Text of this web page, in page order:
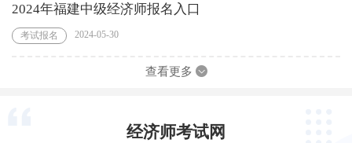
2024年福建中级经济师报名入口
考试报名 2024-05-30
查看更多
经济师考试网